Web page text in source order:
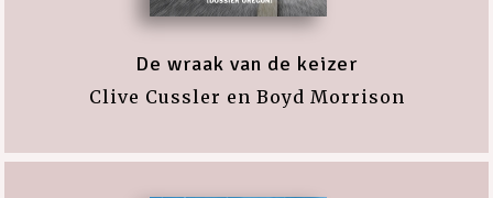
De wraak van de keizer
Clive Cussler en Boyd Morrison